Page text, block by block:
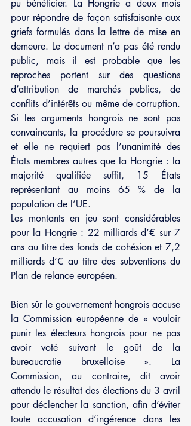
pu bénéficier. La Hongrie a deux mois
pour répondre de façon satisfaisante aux
griefs formulés dans la lettre de mise en
demeure. Le document n’a pas été rendu
public, mais il est probable que les
reproches portent sur des questions
d’attribution de marchés publics, de
conflits d’intérêts ou même de corruption.
Si les arguments hongrois ne sont pas
convaincants, la procédure se poursuivra
et elle ne requiert pas l’unanimité des
États membres autres que la Hongrie : la
majorité qualifiée suffit, 15 États
représentant au moins 65 % de la
population de l’UE.
Les montants en jeu sont considérables
pour la Hongrie : 22 milliards d’€ sur 7
ans au titre des fonds de cohésion et 7,2
milliards d’€ au titre des subventions du
Plan de relance européen.
Bien sûr le gouvernement hongrois accuse
la Commission européenne de « vouloir
punir les électeurs hongrois pour ne pas
avoir voté suivant le goût de la
bureaucratie bruxelloise ». La
Commission, au contraire, dit avoir
attendu le résultat des élections du 3 avril
pour déclencher la sanction, afin d’éviter
toute accusation d’ingérence dans les